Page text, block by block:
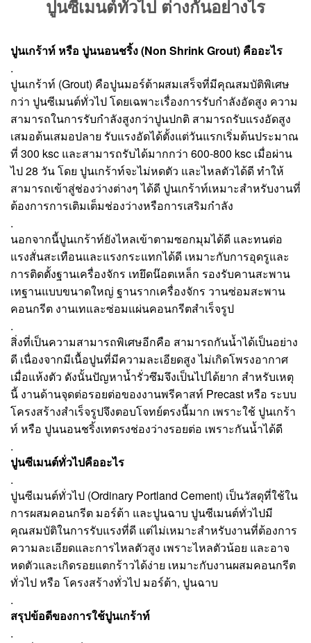
ปูนซีเมนต์ทั่วไป ต่างกันอย่างไร
ปูนเกร้าท์ หรือ ปูนนอนชริ้ง (Non Shrink Grout) คืออะไร
.
ปูนเกร้าท์ (Grout) คือปูนมอร์ต้าผสมเสร็จที่มีคุณสมบัติพิเศษ
กว่า ปูนซีเมนต์ทั่วไป โดยเฉพาะเรื่องการรับกำลังอัดสูง ความ
สามารถในการรับกำลังสูงกว่าปูนปกติ สามารถรับแรงอัดสูง
เสมอต้นเสมอปลาย รับแรงอัดได้ตั้งแต่วันแรกเริ่มต้นประมาณ
ที่ 300 ksc และสามารถรับได้มากกว่า 600-800 ksc เมื่อผ่าน
ไป 28 วัน โดย ปูนเกร้าท์จะไม่หดตัว และไหลตัวได้ดี ทำให้
สามารถเข้าสู่ช่องว่างต่างๆ ได้ดี ปูนเกร้าท์เหมาะสำหรับงานที่
ต้องการการเติมเต็มช่องว่างหรือการเสริมกำลัง
.
นอกจากนี้ปูนเกร้าท์ยังไหลเข้าตามซอกมุมได้ดี และทนต่อ
แรงสั่นสะเทือนและแรงกระแทกได้ดี เหมาะกับการอุดรูและ
การติดตั้งฐานเครื่องจักร เทยึดน๊อตเหล็ก รองรับคานสะพาน
เทฐานแบบขนาดใหญ่ ฐานรากเครื่องจักร วานซ่อมสะพาน
คอนกรีต งานเทและซ่อมแผ่นคอนกรีตสำเร็จรูป
.
สิ่งที่เป็นความสามารถพิเศษอีกคือ สามารถกันน้ำได้เป็นอย่าง
ดี เนื่องจากมีเนื้อปูนที่มีความละเอียดสูง ไม่เกิดโพรงอากาศ
เมื่อแห้งตัว ดังนั้นปัญหาน้ำรั่วซึมจึงเป็นไปได้ยาก สำหรับเหตุ
นี้ งานด้านจุดต่อรอยต่อของงานพรีคาสท์ Precast หรือ ระบบ
โครงสร้างสำเร็จรูปจึงตอบโจทย์ตรงนี้มาก เพราะใช้ ปูนเกร้า
ท์ หรือ ปูนนอนชริ้งเทตรงช่องว่างรอยต่อ เพราะกันน้ำได้ดี
.
ปูนซีเมนต์ทั่วไปคืออะไร
.
ปูนซีเมนต์ทั่วไป (Ordinary Portland Cement) เป็นวัสดุที่ใช้ใน
การผสมคอนกรีต มอร์ต้า และปูนฉาบ ปูนซีเมนต์ทั่วไปมี
คุณสมบัติในการรับแรงที่ดี แต่ไม่เหมาะสำหรับงานที่ต้องการ
ความละเอียดและการไหลตัวสูง เพราะไหลตัวน้อย และอาจ
หดตัวและเกิดรอยแตกร้าวได้ง่าย เหมาะกับงานผสมคอนกรีต
ทั่วไป หรือ โครงสร้างทั่วไป มอร์ต้า, ปูนฉาบ
.
สรุปข้อดีของการใช้ปูนเกร้าท์
.